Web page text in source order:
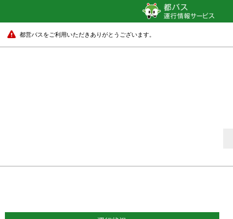
都営バスをご利用いただきありがとうございます。